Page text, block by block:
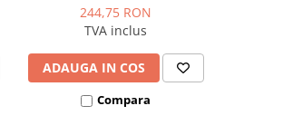
244,75 RON
TVA inclus
ADAUGA IN COS
Compara